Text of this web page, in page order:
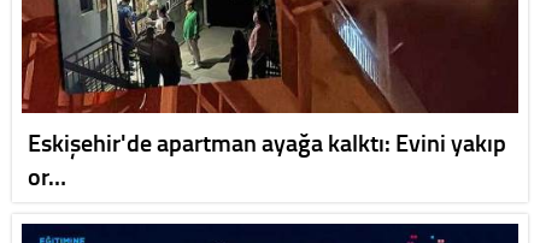
Eskişehir'de apartman ayağa kalktı: Evini yakıp
or…